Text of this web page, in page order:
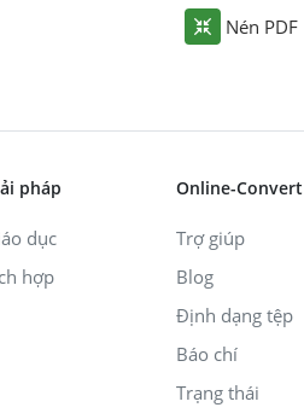
Nén PDF
pháp
dục
hợp
Online-Convert
Trợ giúp
Blog
Định dạng tệp
Báo chí
Trạng thái